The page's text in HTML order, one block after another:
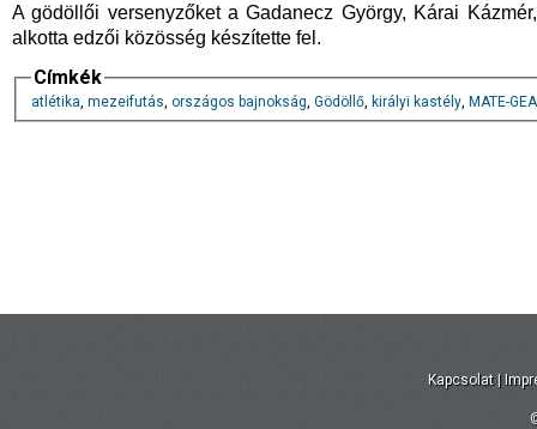
A gödöllői versenyzőket a Gadanecz György, Kárai
alkotta edzői közösség készítette fel.
Címkék
atlétika, mezeifutás, országos bajnokság, Gödöllő, királyi kastély, MATE-
Kapcsolat |